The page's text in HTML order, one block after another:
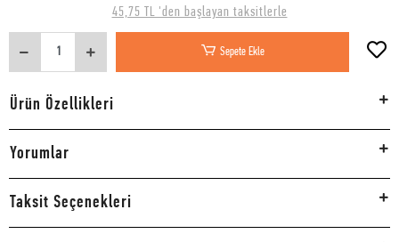
45,75 TL 'den başlayan taksitlerle
Sepete Ekle
Ürün Özellikleri
Yorumlar
Taksit Seçenekleri